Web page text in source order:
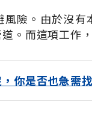
險。由於沒
。而這項工作
你是否也急需